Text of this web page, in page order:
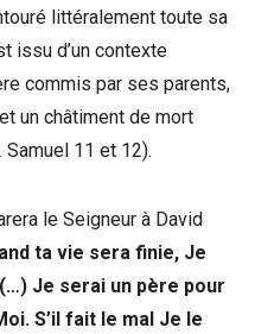
littéralement toute sa
issu d’un contexte
commis par ses parents,
un châtiment de mort
11 et 12).
le Seigneur à David
ta vie sera finie, Je
Je serai un père pour
S’il fait le mal Je le